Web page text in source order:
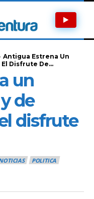
Antigua Estrena Un
Disfrute De...
un
de
disfrute
POLITICA